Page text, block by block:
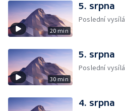
20 min
5. srpna
Poslední
30 min
5. srpna
Poslední
4. srpna